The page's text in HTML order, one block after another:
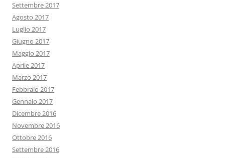
Settembre 2017
Agosto 2017
Luglio 2017
Giugno 2017
Maggio 2017
Aprile 2017
Marzo 2017
Febbraio 2017
Gennaio 2017
Dicembre 2016
Novembre 2016
Ottobre 2016
Settembre 2016